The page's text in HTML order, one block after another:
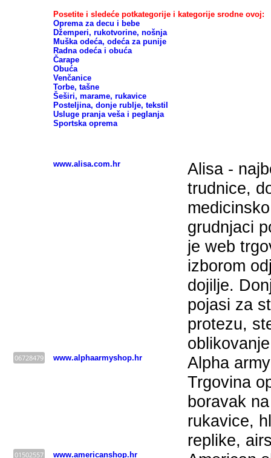
Posetite i sledeće potkategorije i kategorije srodne ovoj:
Oprema za decu i bebe
Džemperi, rukotvorine, nošnja
Muška odeća, odeća za punije
Radna odeća i obuća
Čarape
Obuća
Venčanice
Torbe, tašne
Šeširi, marame, rukavice
Posteljina, donje rublje, tekstil
Usluge pranja veša i peglanja
Sportska oprema
www.alisa.com.hr
Alisa -
trudnice,
grudnjaci
je web
izborom
dojilje.
pojasi za
protezu,
06728479 www.alphaarmyshop.hr
Alpha
Trgovina
boravak
rukavice,
replike,
01502557 www.americanshop.hr